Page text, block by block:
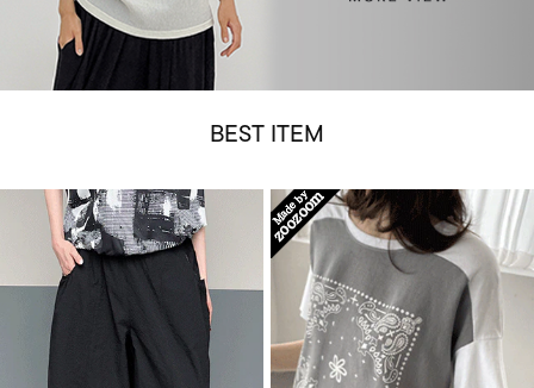
BEST ITEM